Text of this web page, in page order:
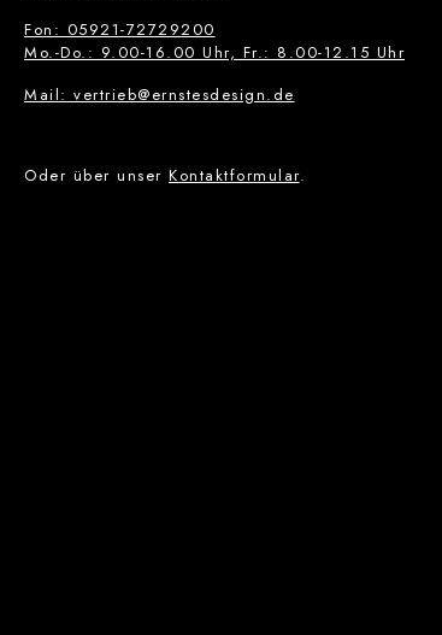
Fon: 05921-72729200
Mo.-Do.: 9.00-16.00 Uhr, Fr.: 8.00-12.15 Uhr
Mail: vertrieb@ernstesdesign.de
Oder über unser Kontaktformular.